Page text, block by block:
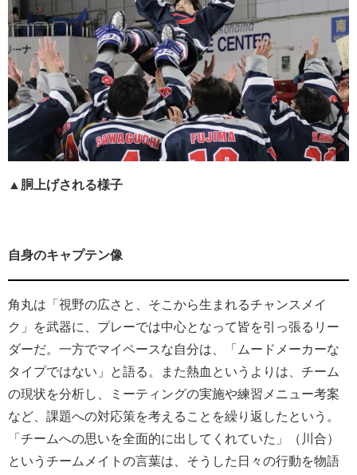
▲胴上げされる様子
自身のキャプテン像
角丸は「視野の広さと、そこから生まれるチャンスメイ
ク」を武器に、プレーでは中心となって皆を引っ張るリー
ダーだ。一方でマイペースな自分は、「ムードメーカーな
タイプではない」と語る。また熱血というよりは、チーム
の現状を分析し、ミーティングの実施や練習メニュー考案
など、課題への対応策を考えることを繰り返したという。
「チームへの思いを全面的に出してくれていた」（川合）
というチームメイトの言葉は、そうした日々の行動を物語